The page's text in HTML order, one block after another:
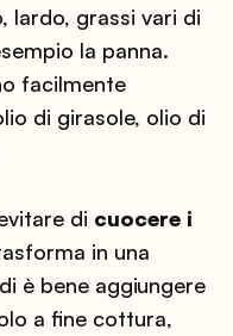
lardo, grassi vari di
la panna.
facilmente
di girasole, olio di
di cuocere i
in una
è bene aggiungere
a fine cottura,